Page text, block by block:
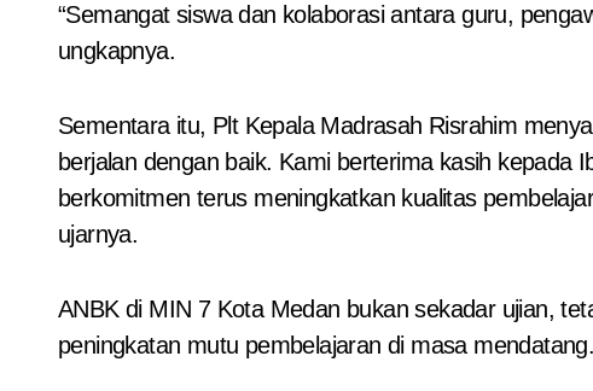
“Semangat siswa dan kolaborasi antara guru,
ungkapnya.
Sementara itu, Plt Kepala Madrasah Risrahim
berjalan dengan baik. Kami berterima kasih
berkomitmen terus meningkatkan kualitas
ujarnya.
ANBK di MIN 7 Kota Medan bukan sekadar ujian,
peningkatan mutu pembelajaran di masa mendatang.